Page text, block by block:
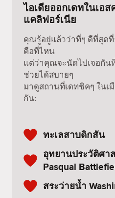
ไอเดียออกเดทในเอ
แคลิฟอร์เนีย
คุณรู้อยู่แล้วว่าที่ๆ ดีที่สุด
คือที่ไหน
แต่ว่าคุณจะนัดไปเจอกันที่
ช่วยได้สบายๆ
มาดูสถานที่เดทชิคๆ ในเ
กัน:
ทะเลสาบดิกสัน
อุทยานประวัติศา
Pasqual
สระว่ายน้ำ